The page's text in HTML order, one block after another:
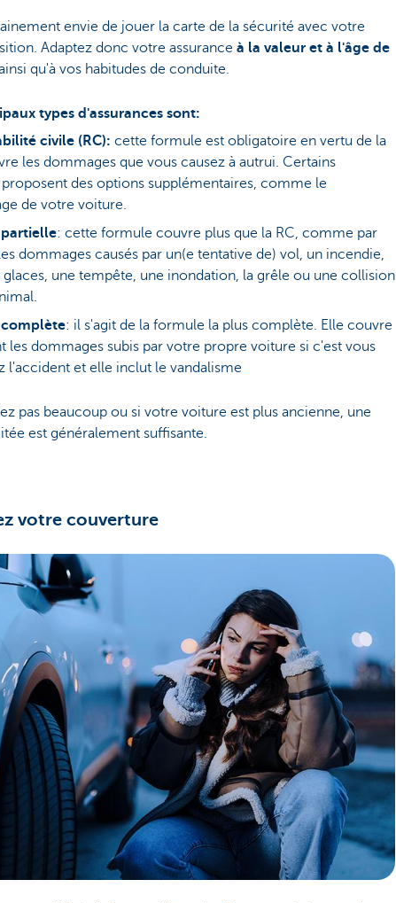
envie de jouer la carte de la sécurité avec votre
Adaptez donc votre assurance à la valeur et à l'âge de
qu'à vos habitudes de conduite.
types d'assurances sont:
civile (RC): cette formule est obligatoire en vertu de la
les dommages que vous causez à autrui. Certains
proposent des options supplémentaires, comme le
de votre voiture.
: cette formule couvre plus que la RC, comme par
dommages causés par un(e tentative de) vol, un incendie,
glaces, une tempête, une inondation, la grêle ou une collision
: il s'agit de la formule la plus complète. Elle couvre
les dommages subis par votre propre voiture si c'est vous
l'accident et elle inclut le vandalisme
pas beaucoup ou si votre voiture est plus ancienne, une
est généralement suffisante.
votre couverture